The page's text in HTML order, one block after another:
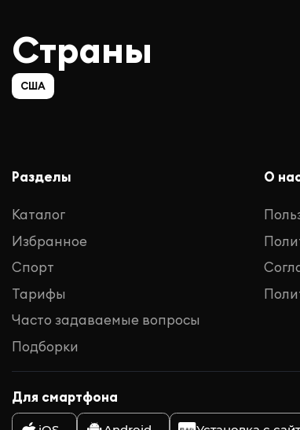
Страны
США
Разделы
Каталог
Избранное
Спорт
Тарифы
Часто задаваемые вопросы
Подборки
О
Для смартфона